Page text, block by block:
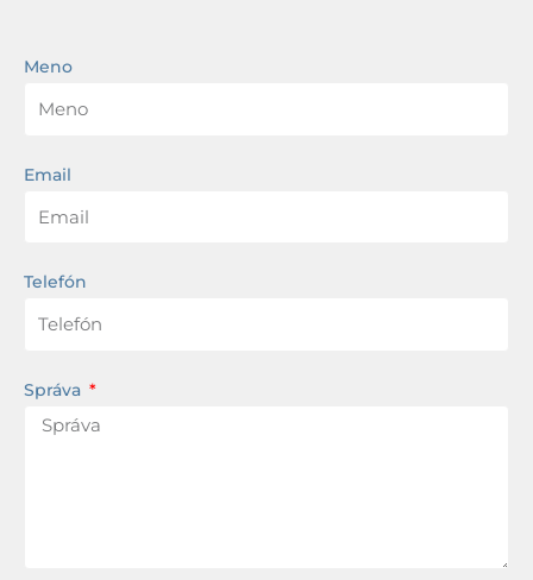
Meno
Email
Telefón
Správa